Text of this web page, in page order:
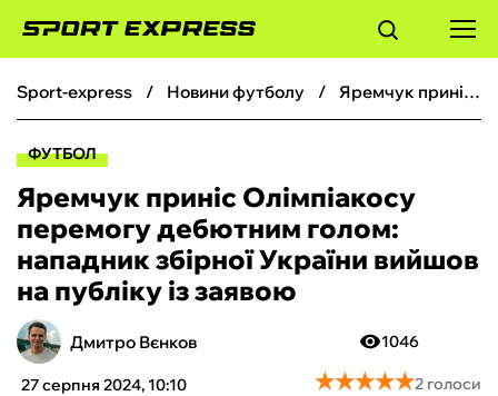
ФУТБОЛ
БОКС
ХОКЕЙ
ТЕНІС
sport-express новини футболу Яремчук приніс Олімпіакосу перемогу дебютним голом: нападник збірної України вийшов на публіку із заявою
ФУТБОЛ
Яремчук приніс Олімпіакосу
перемогу дебютним голом:
нападник збірної України вийшов
на публіку із заявою
Дмитро Вєнков
27 серпня 2024, 10:10
1046
★★★★★
★★★★★2 голоси